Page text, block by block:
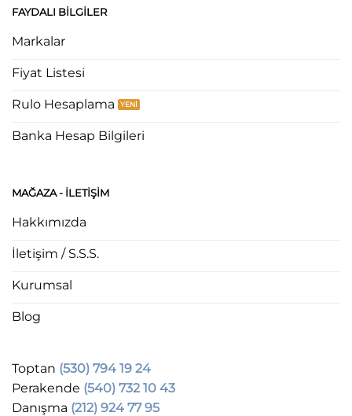
FAYDALI BILGILER
Markalar
Fiyat Listesi
Rulo Hesaplama
Banka Hesap Bilgileri
MAĞAZA - ILETIŞIM
Hakkımızda
İletişim / S.S.S.
Kurumsal
Blog
Toptan (530) 794 19 24
Perakende (540) 732 10 43
Danışma (212) 924 77 95